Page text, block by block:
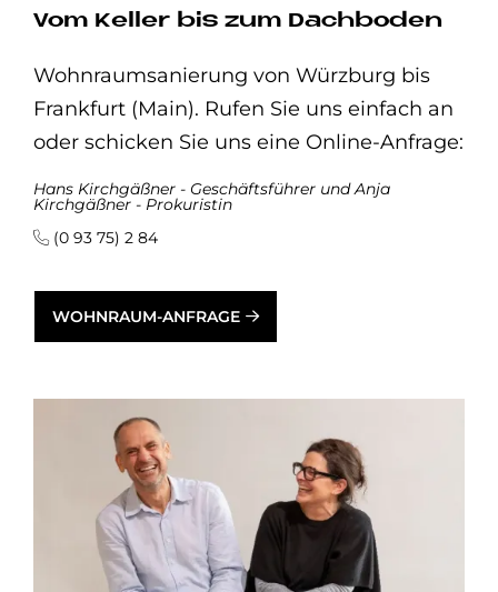
Vom Keller bis zum Dachboden
Wohnraumsanierung von Würzburg bis
Frankfurt (Main). Rufen Sie uns einfach an
oder schicken Sie uns eine Online-Anfrage:
Hans Kirchgäßner - Geschäftsführer und Anja
Kirchgäßner - Prokuristin
(0 93 75) 2 84
WOHNRAUM-ANFRAGE